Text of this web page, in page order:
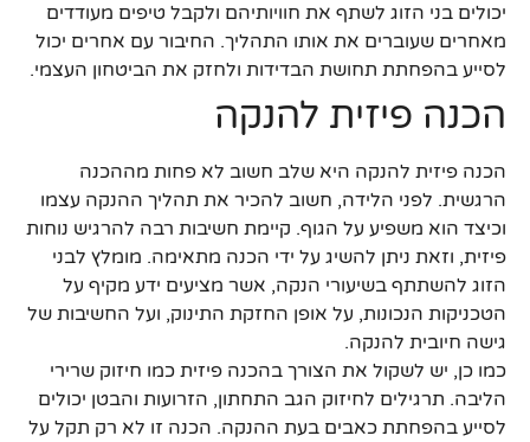
יכולים בני הזוג לשתף את חוויותיהם ולקבל טיפים מעודדים
מאחרים שעוברים את אותו התהליך. החיבור עם אחרים יכול
לסייע בהפחתת תחושת הבדידות ולחזק את הביטחון העצמי.
הכנה פיזית להנקה
הכנה פיזית להנקה היא שלב חשוב לא פחות מההכנה
הרגשית. לפני הלידה, חשוב להכיר את תהליך ההנקה עצמו
וכיצד הוא משפיע על הגוף. קיימת חשיבות רבה להרגיש נוחות
פיזית, וזאת ניתן להשיג על ידי הכנה מתאימה. מומלץ לבני
הזוג להשתתף בשיעורי הנקה, אשר מציעים ידע מקיף על
הטכניקות הנכונות, על אופן החזקת התינוק, ועל החשיבות של
גישה חיובית להנקה.
כמו כן, יש לשקול את הצורך בהכנה פיזית כמו חיזוק שרירי
הליבה. תרגילים לחיזוק הגב התחתון, הזרועות והבטן יכולים
לסייע בהפחתת כאבים בעת ההנקה. הכנה זו לא רק תקל על